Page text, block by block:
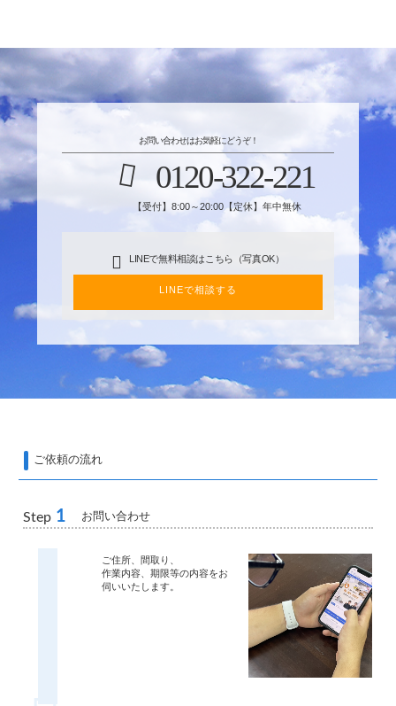
お問い合わせはお気軽にどうぞ！
0120-322-221
【受付】8:00～20:00【定休】年中無休
LINEで無料相談はこちら（写真OK）
LINEで相談する
ご依頼の流れ
Step 1 お問い合わせ
ご住所、間取り、
作業内容、期限等の内容をお
伺いいたします。